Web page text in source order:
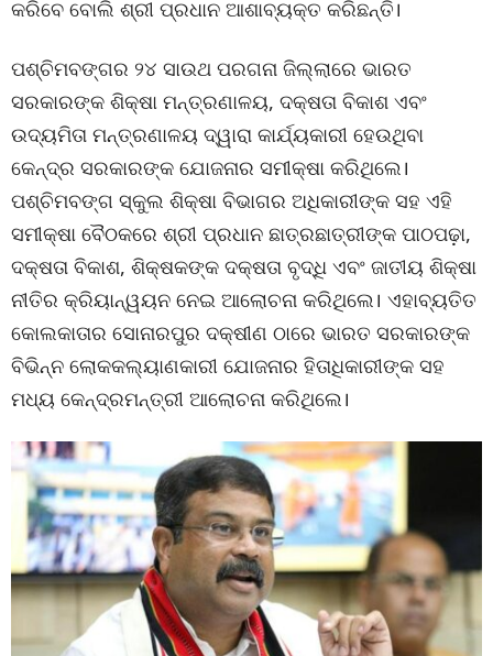
କରିବେ ବୋଲି ଶ୍ରୀ ପ୍ରଧାନ ଆଶାବ୍ୟକ୍ତ କରିଛନ୍ତି।
ପଶ୍ଚିମବଙ୍ଗର ୨୪ ସାଉଥ ପରଗନା ଜିଲ୍ଲାରେ ଭାରତ
ସରକାରଙ୍କ ଶିକ୍ଷା ମନ୍ତ୍ରଣାଳୟ, ଦକ୍ଷତା ବିକାଶ ଏବଂ
ଉଦ୍ୟମିତା ମନ୍ତ୍ରଣାଳୟ ଦ୍ୱାରା କାର୍ଯ୍ୟକାରୀ ହେଉଥିବା
କେନ୍ଦ୍ର ସରକାରଙ୍କ ଯୋଜନାର ସମୀକ୍ଷା କରିଥିଲେ।
ପଶ୍ଚିମବଙ୍ଗ ସ୍କୁଲ ଶିକ୍ଷା ବିଭାଗର ଅଧିକାରୀଙ୍କ ସହ ଏହି
ସମୀକ୍ଷା ବୈଠକରେ ଶ୍ରୀ ପ୍ରଧାନ ଛାତ୍ରଛାତ୍ରୀଙ୍କ ପାଠପଢ଼ା,
ଦକ୍ଷତା ବିକାଶ, ଶିକ୍ଷକଙ୍କ ଦକ୍ଷତା ବୃଦ୍ଧି ଏବଂ ଜାତୀୟ ଶିକ୍ଷା
ନୀତିର କ୍ରିୟାନ୍ୱୟନ ନେଇ ଆଲୋଚନା କରିଥିଲେ। ଏହାବ୍ୟତିତ
କୋଲକାତାର ସୋନାରପୁର ଦକ୍ଷୀଣ ଠାରେ ଭାରତ ସରକାରଙ୍କ
ବିଭିନ୍ନ ଲୋକକଲ୍ୟାଣକାରୀ ଯୋଜନାର ହିତାଧିକାରୀଙ୍କ ସହ
ମଧ୍ୟ କେନ୍ଦ୍ରମନ୍ତ୍ରୀ ଆଲୋଚନା କରିଥିଲେ।